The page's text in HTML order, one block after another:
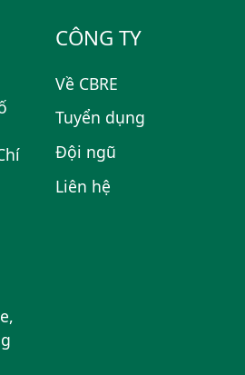
CÔNG TY
Về CBRE
Tuyển dụng
Đội ngũ
Liên hệ